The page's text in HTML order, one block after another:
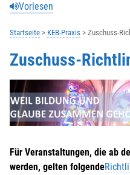
Vorlesen
Startseite KEB-Praxis Zuschuss-
Zuschuss-
Für Veranstaltungen, die ab
werden, gelten folgende